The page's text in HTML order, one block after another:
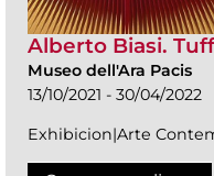
Alberto Biasi.
Museo dell'Ara Pacis
13/10/2021 - 30/04/2022
Exhibicion|Arte